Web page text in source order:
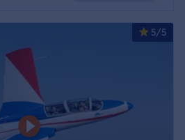
5/5